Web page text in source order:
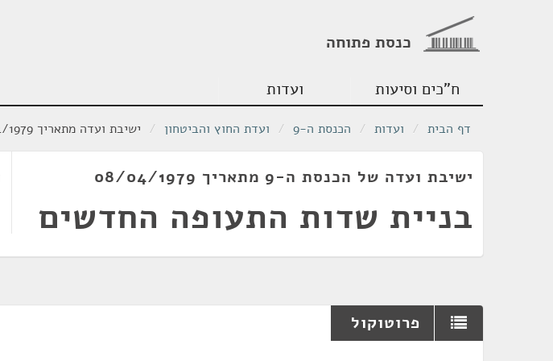
כנסת פתוחה
ח"כים וסיעות ועדות
דף הבית / ועדות / הכנסת ה-9 / ועדת החוץ והביטחון / ישיבת ועדה מתאריך 08/04/1979
ישיבת ועדה של הכנסת ה-9 מתאריך 08/04/1979
בניית שדות התעופה החדשים
פרוטוקול